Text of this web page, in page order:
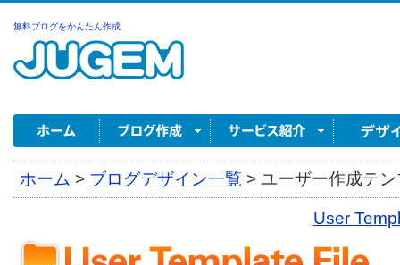
無料ブログをかんたん作成
ホーム > ブログデザイン一覧 > ユーザー作成テ
User